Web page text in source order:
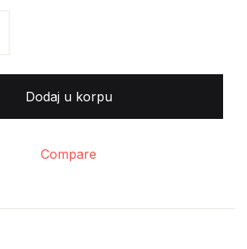
Dodaj u korpu
Compare